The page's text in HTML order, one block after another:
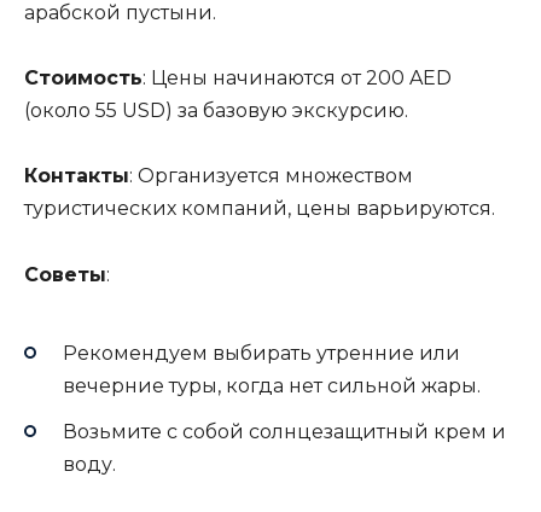
арабской пустыни.
Стоимость: Цены начинаются от 200 AED
(около 55 USD) за базовую экскурсию.
Контакты: Организуется множеством
туристических компаний, цены варьируются.
Советы:
Рекомендуем выбирать утренние или
вечерние туры, когда нет сильной жары.
Возьмите с собой солнцезащитный крем и
воду.